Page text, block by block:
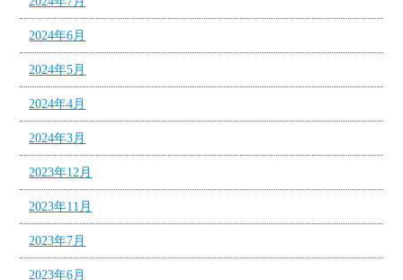
2024年6月
2024年5月
2024年4月
2024年3月
2023年12月
2023年11月
2023年7月
2023年6月